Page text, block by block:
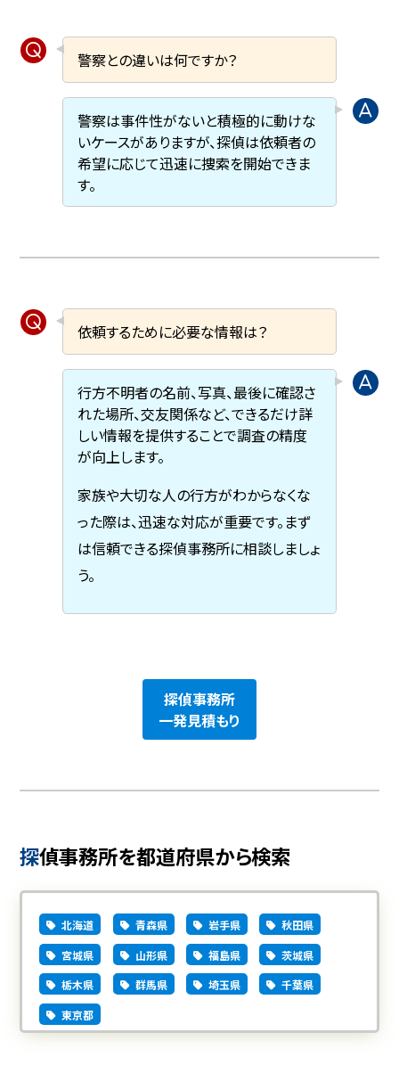
警察との違いは何ですか？
警察は事件性がないと積極的に動けな
いケースがありますが、探偵は依頼者の
希望に応じて迅速に捜索を開始できま
す。
依頼するために必要な情報は？
行方不明者の名前、写真、最後に確認さ
れた場所、交友関係など、できるだけ詳
しい情報を提供することで調査の精度
が向上します。
家族や大切な人の行方がわからなくな
った際は、迅速な対応が重要です。まず
は信頼できる探偵事務所に相談しましょ
う。
探偵事務所
一発見積もり
探偵事務所を都道府県から検索
北海道 青森県 岩手県
秋田県
宮城県
山形県 福島県
茨城県
栃木県
群馬県 埼玉県
千葉県
東京都